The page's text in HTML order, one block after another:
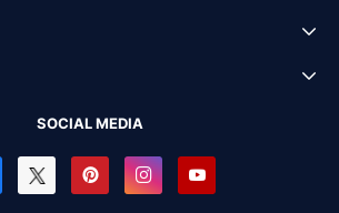
SOCIAL MEDIA